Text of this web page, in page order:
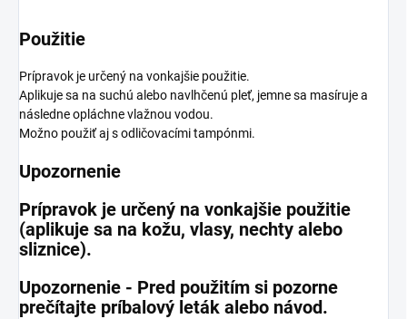
Použitie
Prípravok je určený na vonkajšie použitie.
Aplikuje sa na suchú alebo navlhčenú pleť, jemne sa masíruje a
následne opláchne vlažnou vodou.
Možno použiť aj s odličovacími tampónmi.
Upozornenie
Prípravok je určený na vonkajšie použitie
(aplikuje sa na kožu, vlasy, nechty alebo
sliznice).
Upozornenie - Pred použitím si pozorne
prečítajte príbalový leták alebo návod.